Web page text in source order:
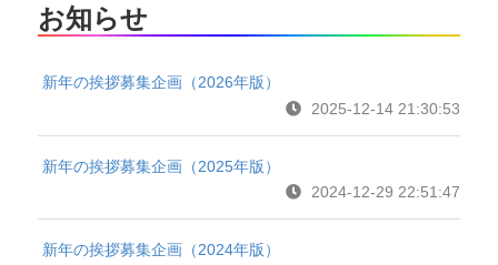
お知らせ
新年の挨拶募集企画（2026年版）
2025-12-14 21:30:53
新年の挨拶募集企画（2025年版）
2024-12-29 22:51:47
新年の挨拶募集企画（2024年版）